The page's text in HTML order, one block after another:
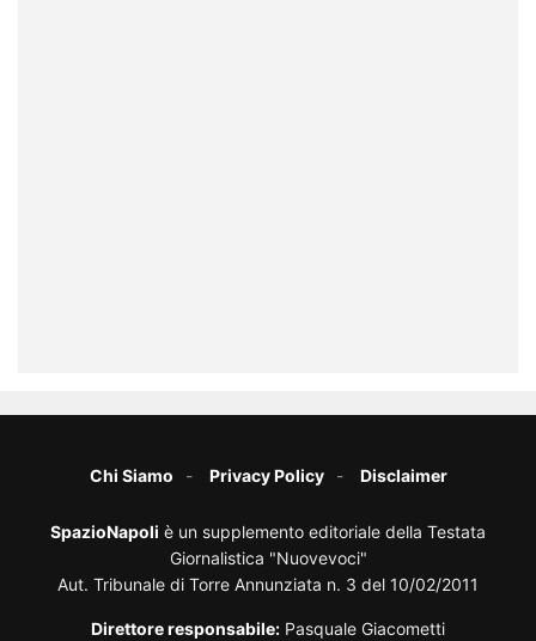
Chi Siamo Privacy Policy Disclaimer
SpazioNapoli è un supplemento editoriale della Testata
Giornalistica "Nuovevoci"
Aut. Tribunale di Torre Annunziata n. 3 del 10/02/2011
Direttore responsabile: Pasquale Giacometti